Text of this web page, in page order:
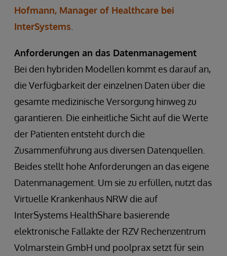
Hofmann, Manager of Healthcare bei
InterSystems
Anforderungen an das Datenmanagement
Bei den hybriden Modellen kommt es darauf an,
die Verfügbarkeit der einzelnen Daten über die
gesamte medizinische Versorgung hinweg zu
garantieren. Die einheitliche Sicht auf die Werte
der Patienten entsteht durch die
Zusammenführung aus diversen Datenquellen.
Beides stellt hohe Anforderungen an das eigene
Datenmanagement. Um sie zu erfüllen, nutzt das
Virtuelle Krankenhaus NRW die auf
InterSystems HealthShare basierende
elektronische Fallakte der RZV Rechenzentrum
Volmarstein GmbH und poolprax setzt für sein